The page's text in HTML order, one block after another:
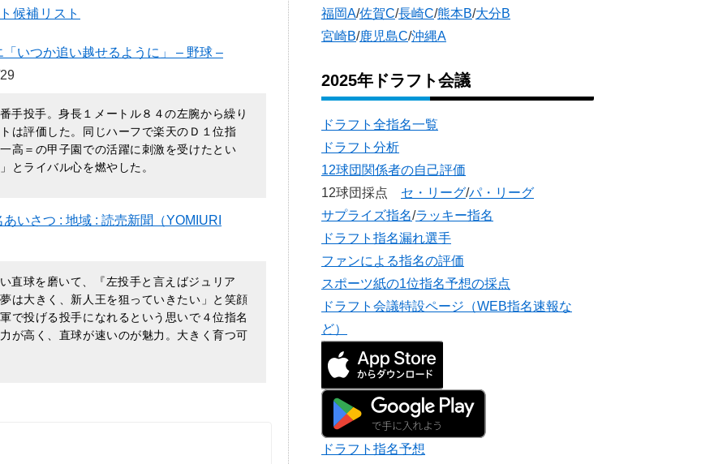
候補リスト
いつか追い越せるように」 – 野球 –
手投手。身長１メートル８４の左腕から繰り
は評価した。同じハーフで楽天のＤ１位指
高＝の甲子園での活躍に刺激を受けたとい
とライバル心を燃やした。
いさつ : 地域 : 読売新聞（YOMIURI
直球を磨いて、『左投手と言えばジュリア
は大きく、新人王を狙っていきたい」と笑顔
で投げる投手になれるという思いで４位指名
が高く、直球が速いのが魅力。大きく育つ可
福岡A/佐賀C/長崎C/熊本B/大分B
宮崎B/鹿児島C/沖縄A
2025年ドラフト会議
ドラフト全指名一覧
ドラフト分析
12球団関係者の自己評価
12球団採点 セ・リーグ/パ・リーグ
サプライズ指名/ラッキー指名
ドラフト指名漏れ選手
ファンによる指名の評価
スポーツ紙の1位指名予想の採点
ドラフト会議特設ページ（WEB指名速報な
ど）
ドラフト指名予想